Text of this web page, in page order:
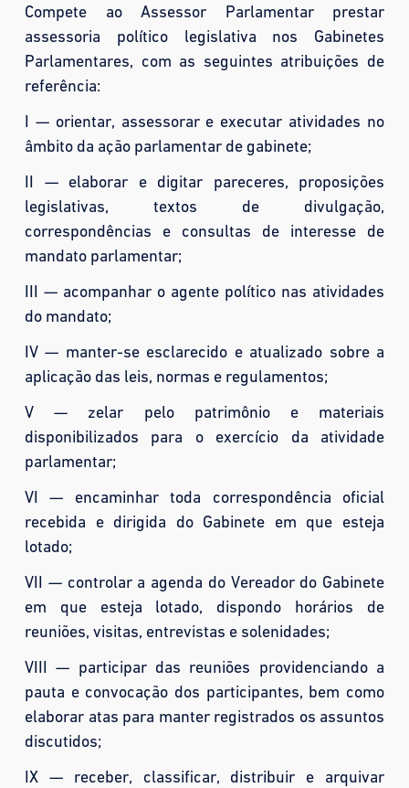
Compete ao Assessor Parlamentar prestar
assessoria político legislativa nos Gabinetes
Parlamentares, com as seguintes atribuições de
referência:
I — orientar, assessorar e executar atividades no
âmbito da ação parlamentar de gabinete;
II — elaborar e digitar pareceres, proposições
legislativas, textos de divulgação,
correspondências e consultas de interesse de
mandato parlamentar;
III — acompanhar o agente político nas atividades
do mandato;
IV — manter-se esclarecido e atualizado sobre a
aplicação das leis, normas e regulamentos;
V — zelar pelo patrimônio e materiais
disponibilizados para o exercício da atividade
parlamentar;
VI — encaminhar toda correspondência oficial
recebida e dirigida do Gabinete em que esteja
lotado;
VII — controlar a agenda do Vereador do Gabinete
em que esteja lotado, dispondo horários de
reuniões, visitas, entrevistas e solenidades;
VIII — participar das reuniões providenciando a
pauta e convocação dos participantes, bem como
elaborar atas para manter registrados os assuntos
discutidos;
IX — receber, classificar, distribuir e arquivar